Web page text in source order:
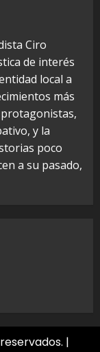
Ciro
de interés
local a
más
y la
poco
a su pasado,
|